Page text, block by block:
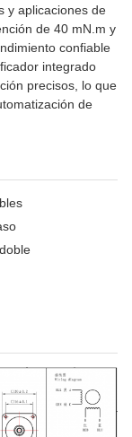
y aplicaciones de
de 40 mN.m y
confiable
integrado
precisos, lo que
de